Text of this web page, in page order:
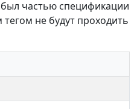
был частью спецификации
не будут проходить